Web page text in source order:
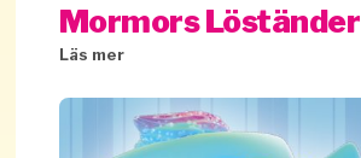
Mormors Löständer
Läs mer